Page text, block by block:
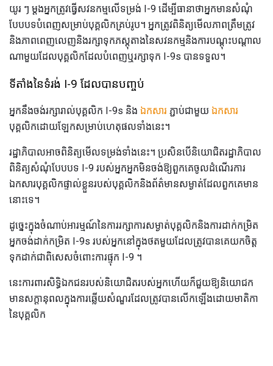
យូរ ៗ ម្តងអ្នកត្រូវធ្វើសវនកម្មលើទម្រង់ I-9 ដើម្បីធានាថាអ្នកមានសំណុំ
បែបបទបំពេញសម្រាប់បុគ្គលិកគ្រប់រូប។ អ្នកត្រូវពិនិត្យមើលភាពត្រឹមត្រូវ
និងភាពពេញលេញនិងរក្សាទុកភស្តុតាងនៃសវនកម្មនិងការបណ្តុះបណ្តាល
ណាមួយដែលបុគ្គលិកដែលបំពេញឬរក្សាទុក I-9s បានទទួល។
ទីតាំងនៃទំរង់ I-9 ដែលបានបញ្ចប់
អ្នកនឹងចង់រក្សារាល់បុគ្គលិក I-9s និង ឯកសារ ភ្ជាប់ជាមួយ ឯកសារ
បុគ្គលិកដោយឡែកសម្រាប់ហេតុផលទាំងនេះ។
រដ្ឋាភិបាលអាចពិនិត្យមើលទម្រង់ទាំងនេះ។ ប្រសិនបើនិយោជិតរដ្ឋាភិបាល
ពិនិត្យសំណុំបែបបទ I-9 របស់អ្នកអ្នកមិនចង់ឱ្យពួកគេចូលដំណើរការ
ឯកសារបុគ្គលិកផ្ទាល់ខ្លួនរបស់បុគ្គលិកនិងព័ត៌មានសម្ងាត់ដែលពួកគេមាន
នោះទេ។
ដូច្នេះក្នុងចំណាប់អារម្មណ៍នៃការរក្សាការសម្ងាត់បុគ្គលិកនិងការដាក់កម្រិត
អ្នកចង់ដាក់កម្រិត I-9s របស់អ្នកនៅក្នុងថតមួយដែលត្រូវបានគេយកចិត្ត
ទុកដាក់ជាពិសេសចំពោះការផ្ទុក I-9 ។
នេះការពារសិទ្ធិឯកជនរបស់និយោជិតរបស់អ្នកហើយក៏ជួយឱ្យនិយោជក
មានសក្តានុពលក្នុងការឆ្លើយសំណួរដែលត្រូវបានលើកឡើងដោយមាតិកា
នៃបុគ្គលិក